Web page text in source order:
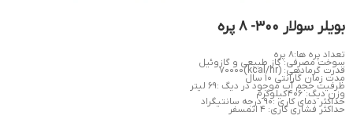
بویلر سولار 300- 8 پره
تعداد پره ها:۸ پره
سوخت مصرفی: گاز طبیعی و گازوئیل
قدرت گرمادهی: (kcal/hr)۷۰۰۰۰
مدت زمان گارانتی ۱۰ سال
ظرفیت حجم آب موجود در دیگ :۶۹ لیتر
وزن دیگ: ۴۰۶ کیلوگرم
حداکثر دمای کاری :۹۰ درجه سانتیگراد
حداکثر فشاری کاری: ۴ اتمسفر